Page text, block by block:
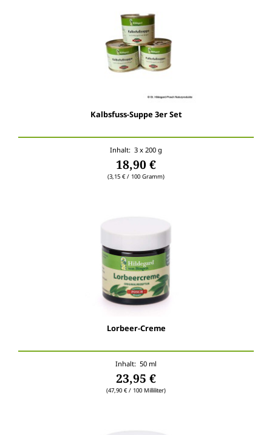
Kalbsfuss-Suppe 3er Set
Inhalt: 3 x 200 g
18,90 €
(3,15 € / 100 Gramm)
Lorbeer-Creme
Inhalt: 50 ml
23,95 €
(47,90 € / 100 Milliliter)